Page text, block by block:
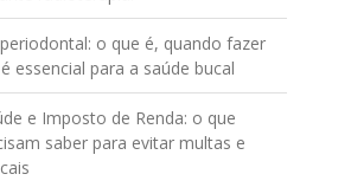
o que é, quando fazer
essencial para a saúde bucal
e Imposto de Renda: o que
saber para evitar multas e